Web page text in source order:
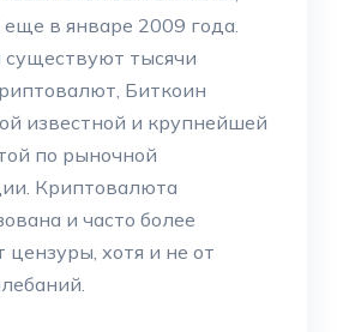
в январе 2009 года.
существуют тысячи
Биткоин
известной и крупнейшей
по рыночной
Криптовалюта
и часто более
хотя и не от